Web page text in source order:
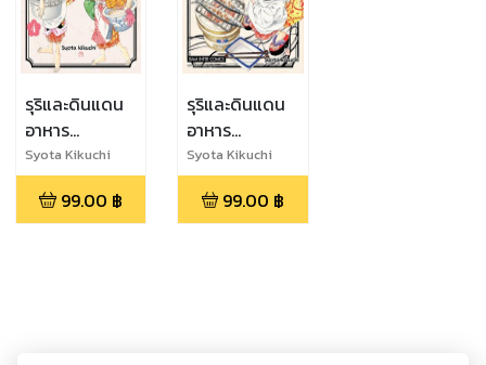
รุริและดินแดน
อาหาร
มหัศจรรย์ เล่ม
4
Syota Kikuchi
99.00 ฿
รุริและดินแดน
อาหาร
มหัศจรรย์ เล่ม
3
Syota Kikuchi
99.00 ฿